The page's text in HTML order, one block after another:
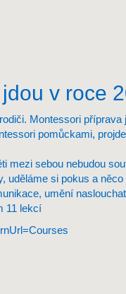
v roce
Montessori
pomůckami,
mezi sebou nebudou
si pokus a
umění
11 lekcí